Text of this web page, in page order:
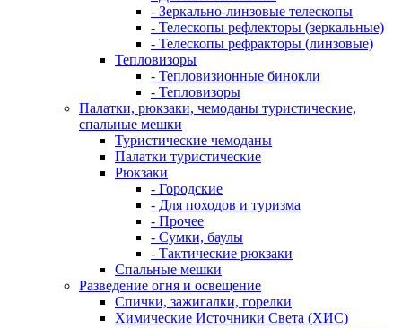
- Зеркально-линзовые телескопы
- Телескопы рефлекторы (зеркальные)
- Телескопы рефракторы (линзовые)
Тепловизоры
- Тепловизионные бинокли
- Тепловизоры
Палатки, рюкзаки, чемоданы туристические,
спальные мешки
Туристические чемоданы
Палатки туристические
Рюкзаки
- Городские
- Для походов и туризма
- Прочее
- Сумки, баулы
- Тактические рюкзаки
Спальные мешки
Разведение огня и освещение
Спички, зажигалки, горелки
Химические Источники Света (ХИС)